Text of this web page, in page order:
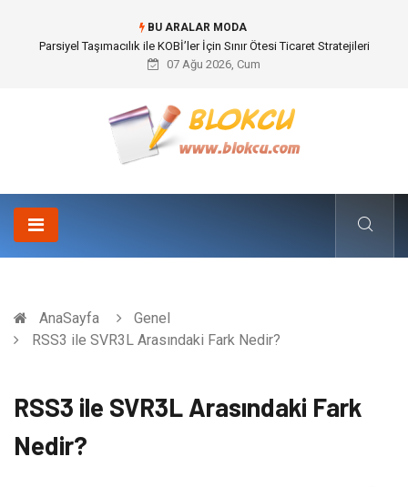
BU ARALAR MODA
Br544 ile Lastik ve Plastik Modifikasyonunda Yüksek Performans
07 Ağu 2026, Cum
AnaSayfa
Genel
RSS3 ile SVR3L Arasındaki Fark Nedir?
RSS3 ile SVR3L Arasındaki Fark
Nedir?